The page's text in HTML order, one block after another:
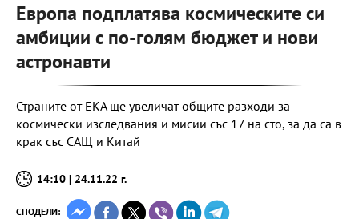
Европа подплатява космическите си
амбиции с по-голям бюджет и нови
астронавти
Страните от ЕКА ще увеличат общите разходи за
космически изследвания и мисии със 17 на сто, за да са в
крак със САЩ и Китай
14:10 | 24.11.22 г.
СПОДЕЛИ: